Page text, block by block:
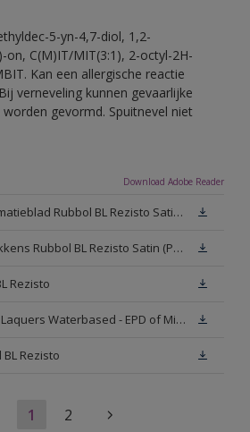
5-yn-4,7-diol, 1,2-
on, C(M)IT/MIT(3:1), 2-octyl-2H-
Kan een allergische reactie
verneveling kunnen gevaarlijke
gevormd. Spuitnevel niet
Download Adobe Reader
Technisch Informatieblad Rubbol BL Rezisto Satin (PDF)
ILF Certificaat Sikkens Rubbol BL Rezisto Satin (PDF)
Rezisto
Sikkens Interior Laquers Waterbased - EPD of Milieuproductverklaring
BL Rezisto
1 2